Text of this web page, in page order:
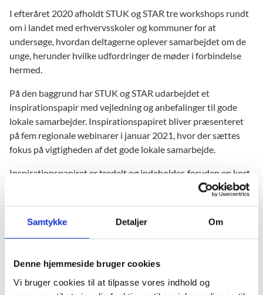
Samtykke Detaljer Om
Denne hjemmeside bruger cookies
Vi bruger cookies til at tilpasse vores indhold og
I efteråret 2020 afholdt STUK og STAR tre workshops rundt
om i landet med erhvervsskoler og kommuner for at
undersøge, hvordan deltagerne oplever samarbejdet om de
unge, herunder hvilke udfordringer de møder i forbindelse
hermed.
På den baggrund har STUK og STAR udarbejdet et
inspirationspapir med vejledning og anbefalinger til gode
lokale samarbejder. Inspirationspapiret bliver præsenteret
på fem regionale webinarer i januar 2021, hvor der sættes
fokus på vigtigheden af det gode lokale samarbejde.
Inspirationspapiret er tredelt og indeholder, foruden en kort
introduktion til området, en vejledning om deling af
række temaer, som erhvervsskoler og kommuner kan drøfte
og udfylde for at tydeliggøre deres aftaler om de unge og
anvende og erhvervsskoler og kommuner kan tilpasse
skabelonen, så den bedst muligt understøtter deres lokale